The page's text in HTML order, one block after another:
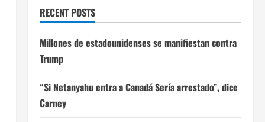
RECENT POSTS
Millones de estadounidenses se manifiestan contra
Trump
“Si Netanyahu entra a Canadá Sería arrestado”, dice
Carney